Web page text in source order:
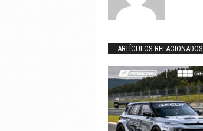
ARTÍCULOS RELACIONADOS